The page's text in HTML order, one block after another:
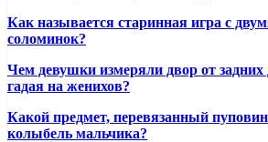
Как называется старинная игра с
соломинок?
Чем девушки измеряли двор от задних
гадая на женихов?
Какой предмет, перевязанный
колыбель мальчика?